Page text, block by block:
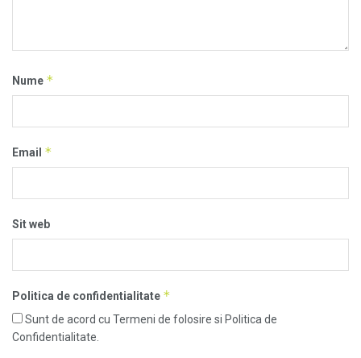
Nume *
Email *
Sit web
Politica de confidentialitate *
Sunt de acord cu Termeni de folosire si Politica de
Confidentialitate.